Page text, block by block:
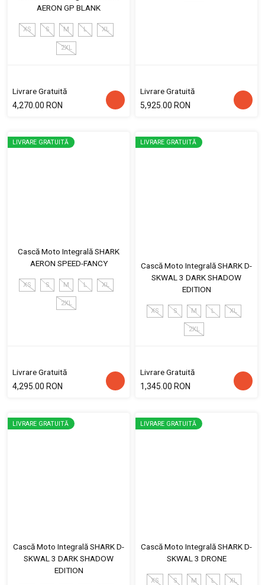
AERON GP BLANK
XS S M L XL
2XL
Livrare Gratuită
4,270.00 RON
Livrare Gratuită
5,925.00 RON
LIVRARE GRATUITĂ
Cască Moto Integrală SHARK
AERON SPEED-FANCY
XS S M L XL
2XL
Livrare Gratuită
4,295.00 RON
LIVRARE GRATUITĂ
Cască Moto Integrală SHARK D-
SKWAL 3 DARK SHADOW
EDITION
XS S M L XL
2XL
Livrare Gratuită
1,345.00 RON
LIVRARE GRATUITĂ
Cască Moto Integrală SHARK D-
SKWAL 3 DARK SHADOW
EDITION
LIVRARE GRATUITĂ
Cască Moto Integrală SHARK D-
SKWAL 3 DRONE
XS S M L XL